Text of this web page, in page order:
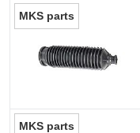
MKS parts
MKS parts